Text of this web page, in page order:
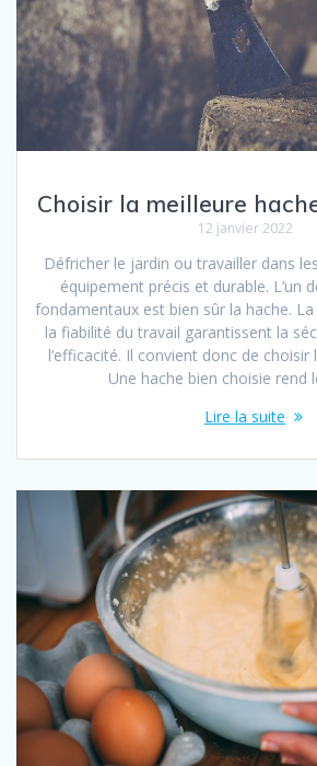
Choisir la meilleure
12 janvier 2022
Défricher le jardin ou travailler dans
équipement précis et durable. L’un
fondamentaux est bien sûr la hache.
la fiabilité du travail garantissent la
l’efficacité. Il convient donc de choisir
Une hache bien choisie rend
Lire la suite